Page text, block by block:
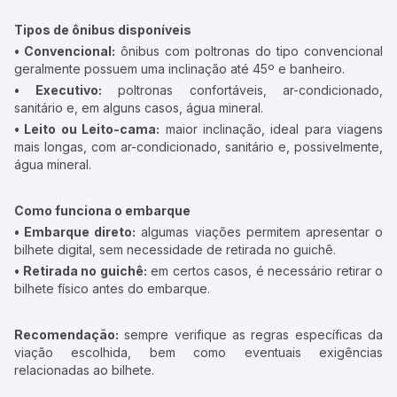
Tipos de ônibus disponíveis
• Convencional: ônibus com poltronas do tipo convencional
geralmente possuem uma inclinação até 45º e banheiro.
• Executivo: poltronas confortáveis, ar-condicionado,
sanitário e, em alguns casos, água mineral.
• Leito ou Leito-cama: maior inclinação, ideal para viagens
mais longas, com ar-condicionado, sanitário e, possivelmente,
água mineral.
Como funciona o embarque
• Embarque direto: algumas viações permitem apresentar o
bilhete digital, sem necessidade de retirada no guichê.
• Retirada no guichê: em certos casos, é necessário retirar o
bilhete físico antes do embarque.
Recomendação: sempre verifique as regras específicas da
viação escolhida, bem como eventuais exigências
relacionadas ao bilhete.